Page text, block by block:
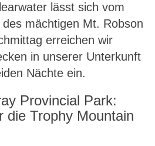
lässt sich vom
mächtigen Mt. Robson
erreichen wir
in unserer Unterkunft
Nächte ein.
Provincial Park:
die Trophy Mountain